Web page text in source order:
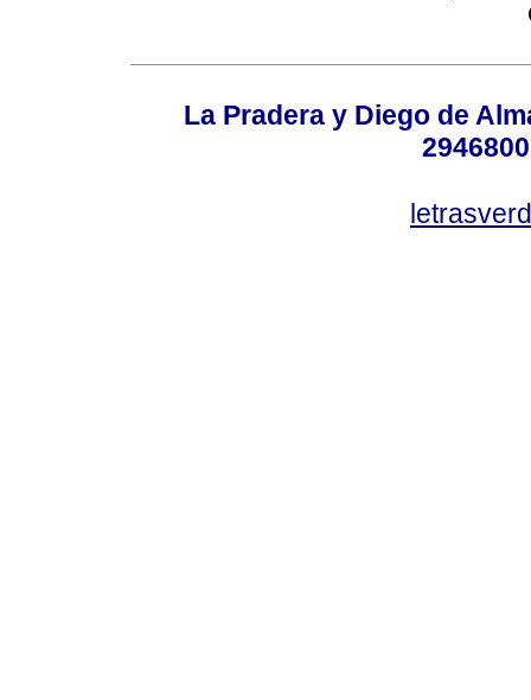
La Pradera y Diego de